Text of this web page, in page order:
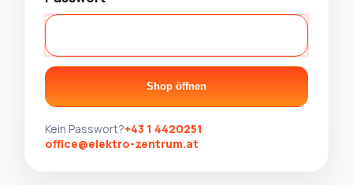
Shop öffnen
Kein Passwort?+43 1 4420251
office@elektro-zentrum.at